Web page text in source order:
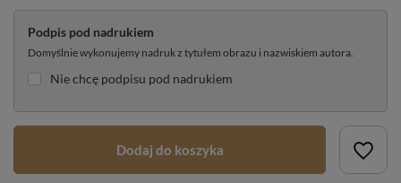
Podpis pod nadrukiem
Domyślnie wykonujemy nadruk z tytułem obrazu i nazwiskiem autora.
Nie chcę podpisu pod nadrukiem
Dodaj do koszyka